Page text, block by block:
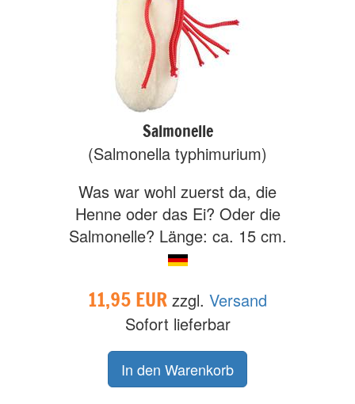
Salmonelle
(Salmonella typhimurium)
Was war wohl zuerst da, die
Henne oder das Ei? Oder die
Salmonelle? Länge: ca. 15 cm.
11,95 EUR zzgl. Versand
Sofort lieferbar